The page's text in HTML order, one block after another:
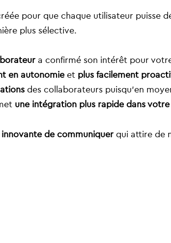
pour que chaque utilisateur puisse
plus sélective.
a confirmé son intérêt pour
en autonomie et plus facilement
des collaborateurs puisqu’en
une intégration plus rapide dans
de communiquer qui attire de